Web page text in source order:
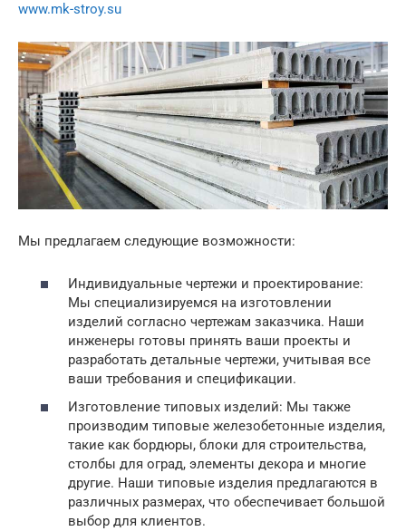
www.mk-stroy.su
Мы предлагаем следующие возможности:
Индивидуальные чертежи и проектирование:
Мы специализируемся на изготовлении
изделий согласно чертежам заказчика. Наши
инженеры готовы принять ваши проекты и
разработать детальные чертежи, учитывая все
ваши требования и спецификации.
Изготовление типовых изделий: Мы также
производим типовые железобетонные изделия,
такие как бордюры, блоки для строительства,
столбы для оград, элементы декора и многие
другие. Наши типовые изделия предлагаются в
различных размерах, что обеспечивает большой
выбор для клиентов.